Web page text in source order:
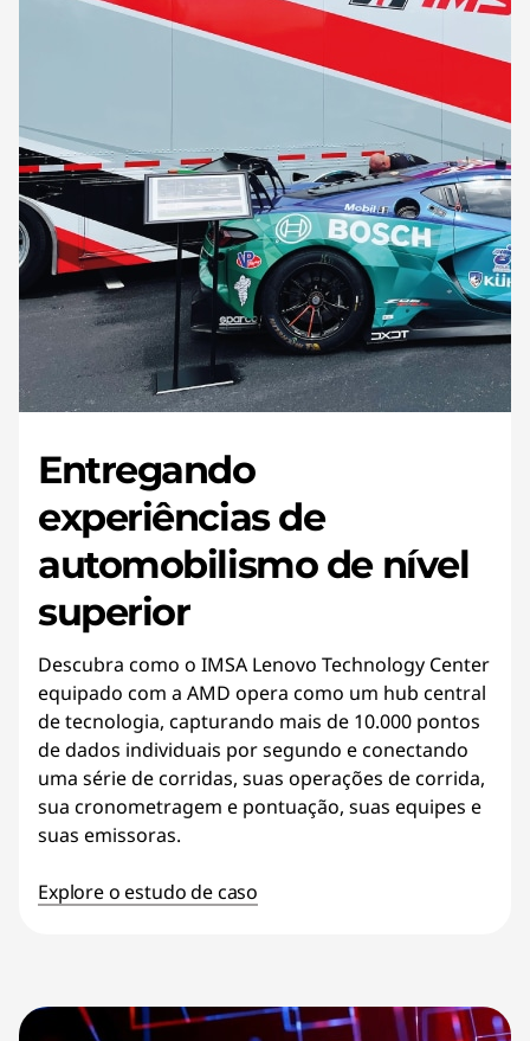
Entregando
experiências de
automobilismo de nível
superior
Descubra como o IMSA Lenovo Technology Center
equipado com a AMD opera como um hub central
de tecnologia, capturando mais de 10.000 pontos
de dados individuais por segundo e conectando
uma série de corridas, suas operações de corrida,
sua cronometragem e pontuação, suas equipes e
suas emissoras.
Explore o estudo de caso